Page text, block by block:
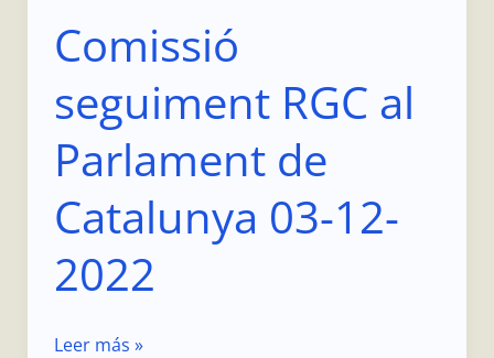
Comissió
seguiment RGC al
Parlament de
Catalunya 03-12-
2022
2022
Leer más »